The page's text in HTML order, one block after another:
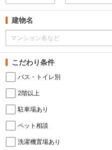
建物名
こだわり条件
バス・トイレ別
2階以上
駐車場あり
ペット相談
洗濯機置場あり